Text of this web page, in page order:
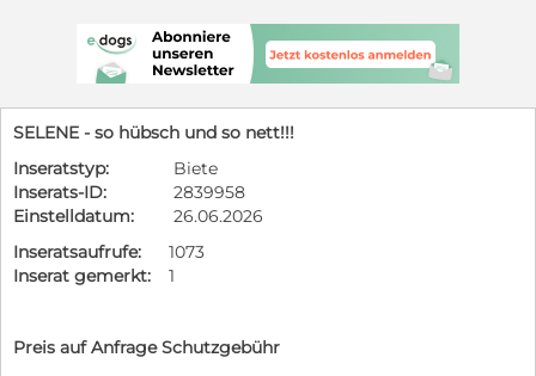
SELENE - so hübsch und so nett!!!
Inseratstyp:
Biete
Inserats-ID:
2839958
Einstelldatum:
26.06.2026
Inseratsaufrufe:
1073
Inserat gemerkt:
1
Preis auf Anfrage Schutzgebühr